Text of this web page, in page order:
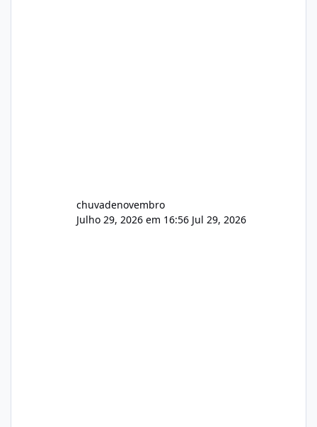
chuvadenovembro
Julho 29, 2026 em 16:56 Jul 29, 2026